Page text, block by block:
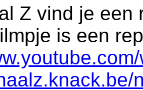
Z vind je een
is een